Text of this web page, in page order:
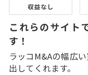
これらのサイト
す！
ラッコM&Aの幅広
出してくれます。